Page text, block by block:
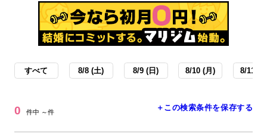
すべて 8/8 (土) 8/9 (日) 8/10 (月) 8/11 (
0 件中 ～件 ＋この検索条件を保存する